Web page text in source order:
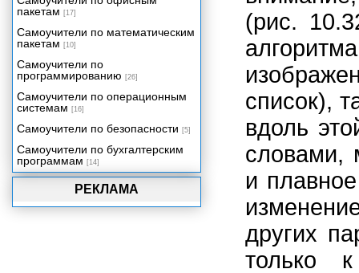
(рис.
список),
вдоль
словами,
и
других
только
РЕКЛАМА
пакетам [17]
Самоучители по математическим
пакетам [10]
Самоучители по
программированию [26]
Самоучители по операционным
системам [16]
Самоучители по безопасности [5]
Самоучители по бухгалтерским
программам [14]